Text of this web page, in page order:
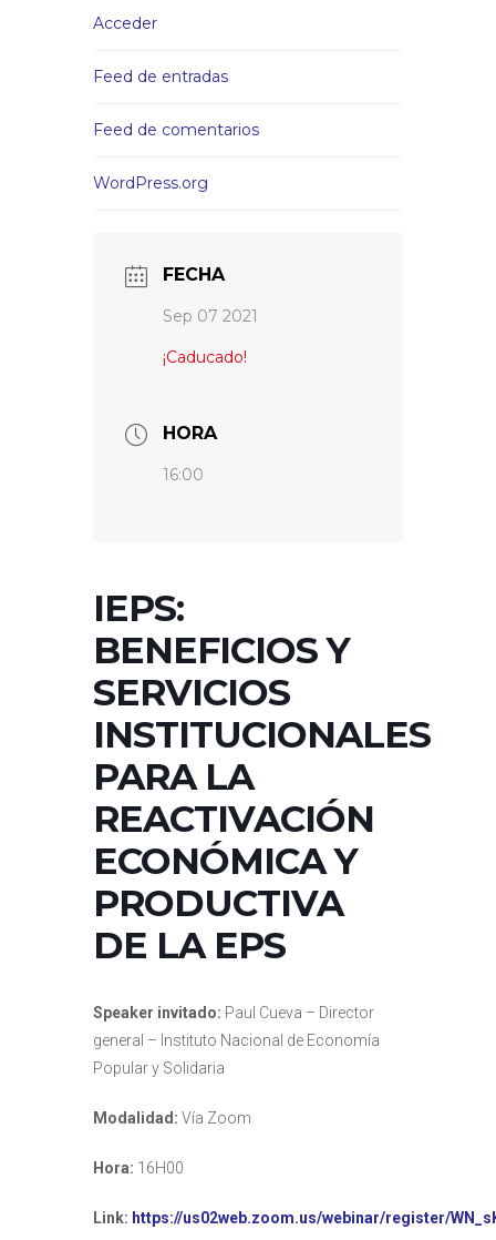
Acceder
Feed de entradas
Feed de comentarios
WordPress.org
FECHA
Sep 07 2021
¡Caducado!
HORA
16:00
IEPS:
BENEFICIOS Y
SERVICIOS
INSTITUCIONALES
PARA LA
REACTIVACIÓN
ECONÓMICA Y
PRODUCTIVA
DE LA EPS
Speaker invitado: Paul Cueva – Director
general – Instituto Nacional de Economía
Popular y Solidaria
Modalidad: Vía Zoom
Hora: 16H00
Link: https://us02web.zoom.us/webinar/register/